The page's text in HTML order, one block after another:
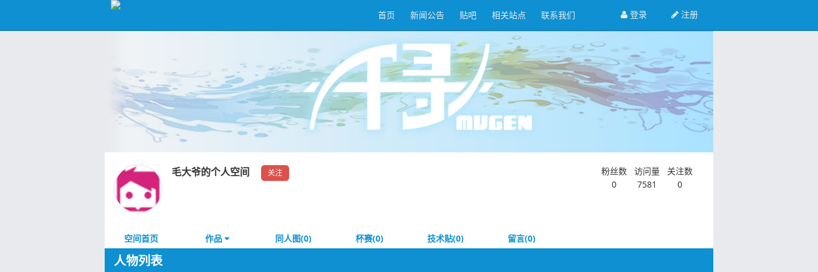
注册
登录
首页 新闻公告 贴吧 相关站点 联系我们
毛大爷的个人空间 关注
粉丝数
0
访问量
7581
关注数
0
空间首页 作品 同人图(0) 杯赛(0) 技术贴(0) 留言(0)
人物列表